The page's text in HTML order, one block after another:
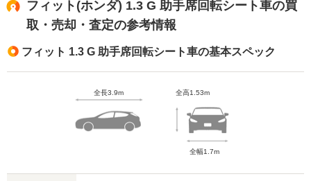
フィット(ホンダ) 1.3 G 助手席回転シート車の買
取・売却・査定の参考情報
フィット 1.3 G 助手席回転シート車の基本スペック
全長3.9m 全高1.53m
全幅1.7m